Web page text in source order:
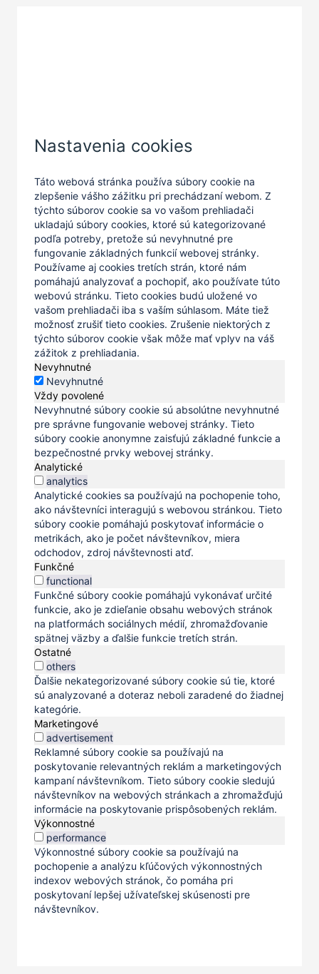
Nastavenia cookies
Táto webová stránka používa súbory cookie na
zlepšenie vášho zážitku pri prechádzaní webom. Z
týchto súborov cookie sa vo vašom prehliadači
ukladajú súbory cookies, ktoré sú kategorizované
podľa potreby, pretože sú nevyhnutné pre
fungovanie základných funkcií webovej stránky.
Používame aj cookies tretích strán, ktoré nám
pomáhajú analyzovať a pochopiť, ako používate túto
webovú stránku. Tieto cookies budú uložené vo
vašom prehliadači iba s vaším súhlasom. Máte tiež
možnosť zrušiť tieto cookies. Zrušenie niektorých z
týchto súborov cookie však môže mať vplyv na váš
zážitok z prehliadania.
Nevyhnutné
Nevyhnutné
Vždy povolené
Nevyhnutné súbory cookie sú absolútne nevyhnutné
pre správne fungovanie webovej stránky. Tieto
súbory cookie anonymne zaisťujú základné funkcie a
bezpečnostné prvky webovej stránky.
Analytické
analytics
Analytické cookies sa používajú na pochopenie toho,
ako návštevníci interagujú s webovou stránkou. Tieto
súbory cookie pomáhajú poskytovať informácie o
metrikách, ako je počet návštevníkov, miera
odchodov, zdroj návštevnosti atď.
Funkčné
functional
Funkčné súbory cookie pomáhajú vykonávať určité
funkcie, ako je zdieľanie obsahu webových stránok
na platformách sociálnych médií, zhromažďovanie
spätnej väzby a ďalšie funkcie tretích strán.
Ostatné
others
Ďalšie nekategorizované súbory cookie sú tie, ktoré
sú analyzované a doteraz neboli zaradené do žiadnej
kategórie.
Marketingové
advertisement
Reklamné súbory cookie sa používajú na
poskytovanie relevantných reklám a marketingových
kampaní návštevníkom. Tieto súbory cookie sledujú
návštevníkov na webových stránkach a zhromažďujú
informácie na poskytovanie prispôsobených reklám.
Výkonnostné
performance
Výkonnostné súbory cookie sa používajú na
pochopenie a analýzu kľúčových výkonnostných
indexov webových stránok, čo pomáha pri
poskytovaní lepšej užívateľskej skúsenosti pre
návštevníkov.